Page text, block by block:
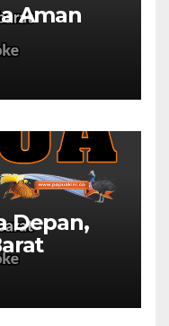
Aman
Depan,
2027